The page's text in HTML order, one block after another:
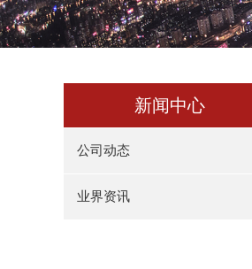
新闻中心
公司动态
业界资讯